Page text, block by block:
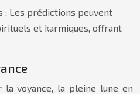
Les prédictions peuvent
et karmiques, offrant
voyance, la pleine lune en